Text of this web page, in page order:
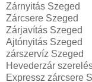
Zárnyitás Szeged
Zárcsere Szeged
Zárjavítás Szeged
Ajtónyitás Szeged
zárszervíz Szeged
Hevederzár
Expressz zárcsere